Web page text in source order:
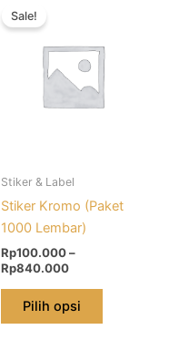
Sale!
Stiker & Label
Stiker Kromo (Paket
1000 Lembar)
Rp100.000 –
Rp840.000
Rp840.000
Pilih opsi
beberapa
varian.
Pilihan
halaman